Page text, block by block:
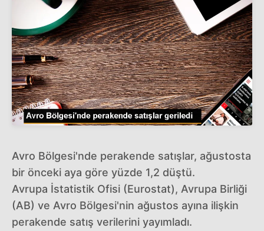
Avro Bölgesi'nde perakende satışlar, ağustosta
bir önceki aya göre yüzde 1,2 düştü.
Avrupa İstatistik Ofisi (Eurostat), Avrupa Birliği
(AB) ve Avro Bölgesi'nin ağustos ayına ilişkin
perakende satış verilerini yayımladı.